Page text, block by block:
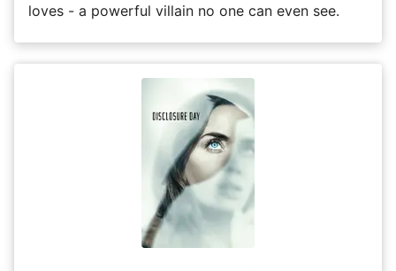
loves - a powerful villain no one can even see.